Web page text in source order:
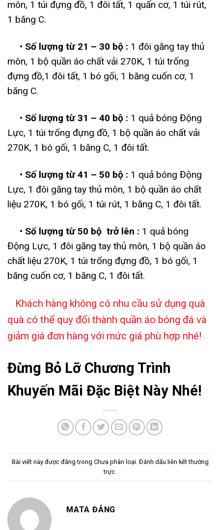
môn, 1 túi đựng đồ, 1 đôi tất, 1 quấn cơ, 1 túi rút,
1 băng C.
• Số lượng từ 21 – 30 bộ : 1 đôi găng tay thủ
môn, 1 bộ quần áo chất vải 270K, 1 túi trống
đựng đồ,1 đôi tất, 1 bó gối, 1 băng cuốn cơ, 1
băng C.
• Số lượng từ 31 – 40 bộ : 1 quả bóng Động
Lực, 1 túi trống đựng đồ, 1 bộ quần áo chất vải
270K, 1 bó gối, 1 băng C, 1 đôi tất.
• Số lượng từ 41 – 50 bộ : 1 quả bóng Động
Lực, 1 đôi găng tay thủ môn, 1 bộ quần áo chất
liệu 270K, 1 bó gối, 1 túi rút, 1 băng C, 1 đôi tất.
• Số lượng từ 50 bộ trở lên : 1 quả bóng
Động Lực, 1 đôi găng tay thủ môn, 1 bộ quần áo
chất liệu 270K, 1 túi trống đựng đồ, 1 bó gối, 1
băng cuốn cơ, 1 băng C, 1 đôi tất.
Khách hàng không có nhu cầu sử dụng quà
quà có thể quy đổi thành quần áo bóng đá và
giảm giá đơn hàng với mức giá phù hợp nhé!
Đừng Bỏ Lỡ Chương Trình
Khuyến Mãi Đặc Biệt Này Nhé!
Bài viết này được đăng trong Chưa phân loại. Đánh dấu liên kết thường
trực.
MATA ĐẢNG